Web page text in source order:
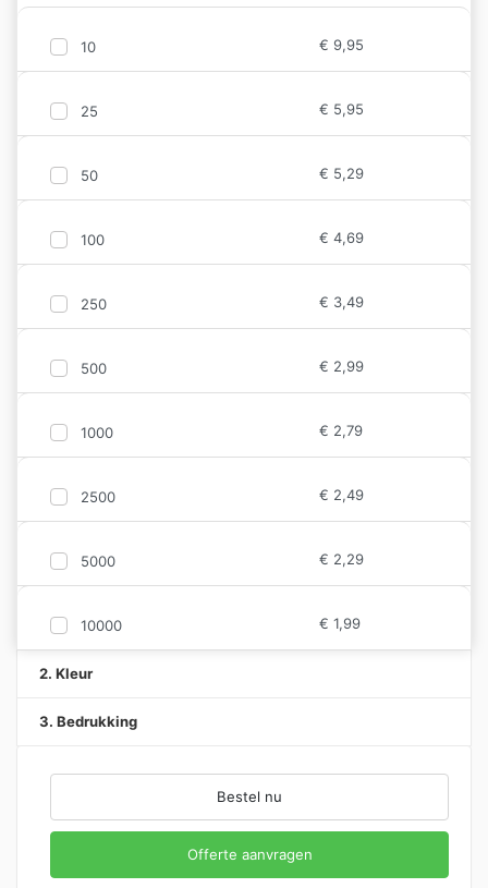
10 € 9,95
25 € 5,95
50 € 5,29
100 € 4,69
250 € 3,49
500 € 2,99
1000 € 2,79
2500 € 2,49
5000 € 2,29
10000 € 1,99
2. Kleur
3. Bedrukking
Bestel nu
Offerte aanvragen